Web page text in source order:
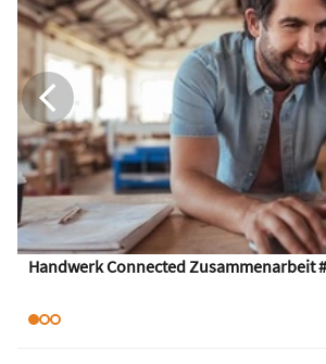
Handwerk Connected Zusammenarbeit